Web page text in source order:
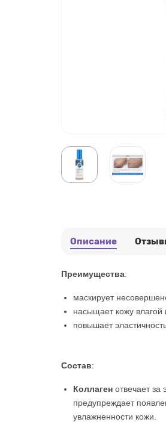
Описание
Преимущества:
маскирует
насыщает кожу влагой
повышает
Состав:
Коллаген отвечает за
предупреждает
увлажненности кожи.